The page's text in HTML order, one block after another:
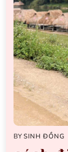
BYSINH ĐỒNG